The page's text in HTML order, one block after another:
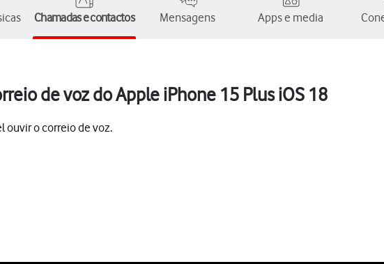
Chamadas e contactos Mensagens Apps e media
de voz do Apple iPhone 15 Plus iOS 18
ouvir o correio de voz.